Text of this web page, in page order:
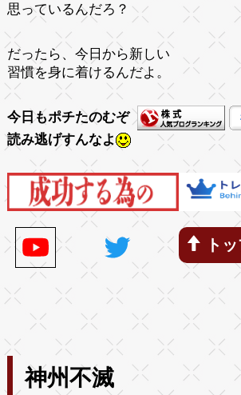
思っているんだろ？
だったら、今日から新しい
習慣を身に着けるんだよ。
今日もポチたのむぞ
読み逃げすんなよ
ト
神州不滅